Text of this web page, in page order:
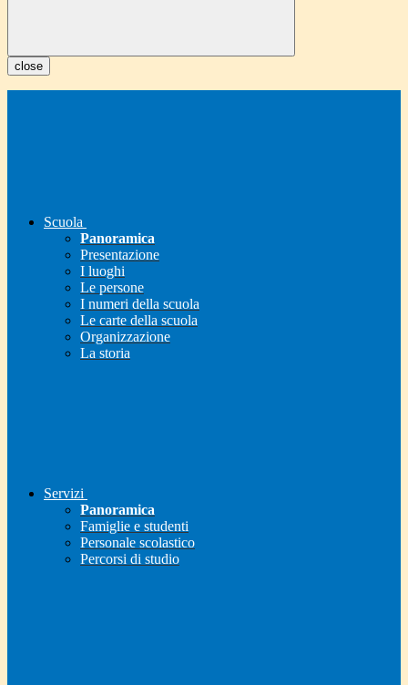
close
Scuola
Panoramica
Presentazione
I luoghi
Le persone
I numeri della scuola
Le carte della scuola
Organizzazione
La storia
Servizi
Panoramica
Famiglie e studenti
Personale scolastico
Percorsi di studio